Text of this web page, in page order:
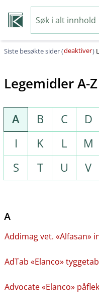
Siste besøkte sider (deaktiver)
Legemidler A-Z
A B C D
I
K L M
S
T U V
A
Addimag vet. «Alfasan»
AdTab «Elanco»
Advocate «Elanco»